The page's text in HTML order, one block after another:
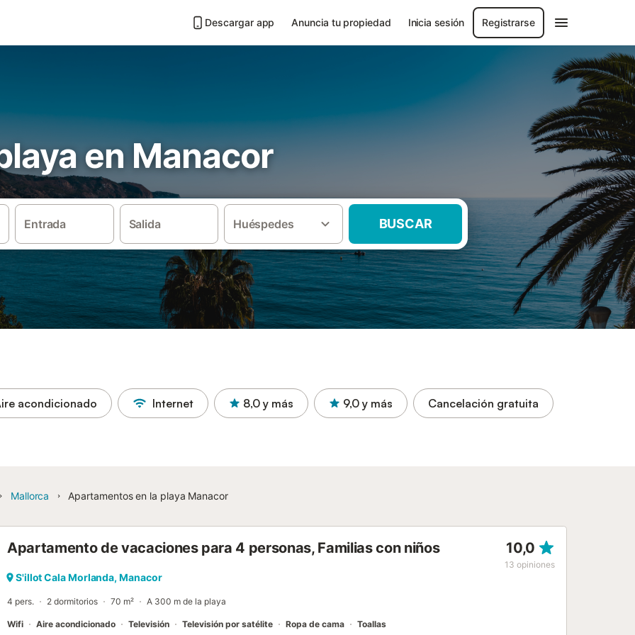
Descargar app Anuncia tu propiedad Inicia sesión Registrarse
en Manacor
Entrada Salida Huéspedes BUSCAR
acondicionado Internet 8,0 y más 9,0 y más Cancelación gratuita
Mallorca Apartamentos en la playa Manacor
Apartamento de vacaciones para 4 personas, Familias con niños 10,0
13 opiniones
S'illot Cala Morlanda, Manacor
4 pers. 2 dormitorios 70 m² A 300 m de la playa
Wifi Aire acondicionado Televisión Televisión por satélite Ropa de cama Toallas